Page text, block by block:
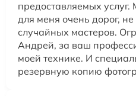
предоставляемых
для меня очень дорог,
случайных мастеров.
Андрей, за ваш
моей технике. И
резервную копию